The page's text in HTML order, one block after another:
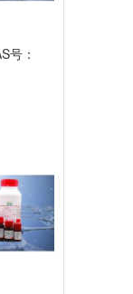
号：